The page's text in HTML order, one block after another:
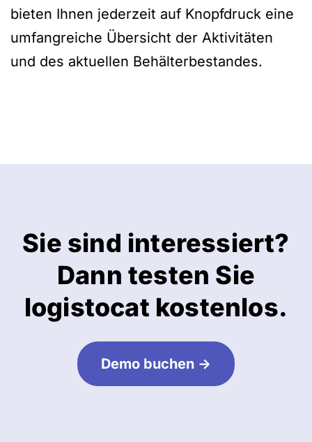
bieten Ihnen jederzeit auf Knopfdruck eine
umfangreiche Übersicht der Aktivitäten
und des aktuellen Behälterbestandes.
Sie sind interessiert?
Dann testen Sie
logistocat kostenlos.
Demo buchen ->